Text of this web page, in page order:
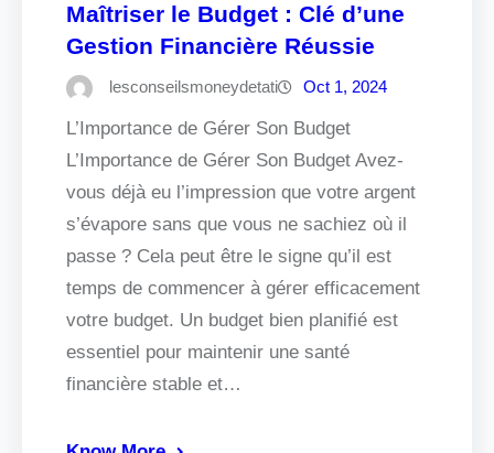
Maîtriser le Budget : Clé d’une
Gestion Financière Réussie
lesconseilsmoneydetati Oct 1, 2024
L’Importance de Gérer Son Budget
L’Importance de Gérer Son Budget Avez-
vous déjà eu l’impression que votre argent
s’évapore sans que vous ne sachiez où il
passe ? Cela peut être le signe qu’il est
temps de commencer à gérer efficacement
votre budget. Un budget bien planifié est
essentiel pour maintenir une santé
financière stable et…